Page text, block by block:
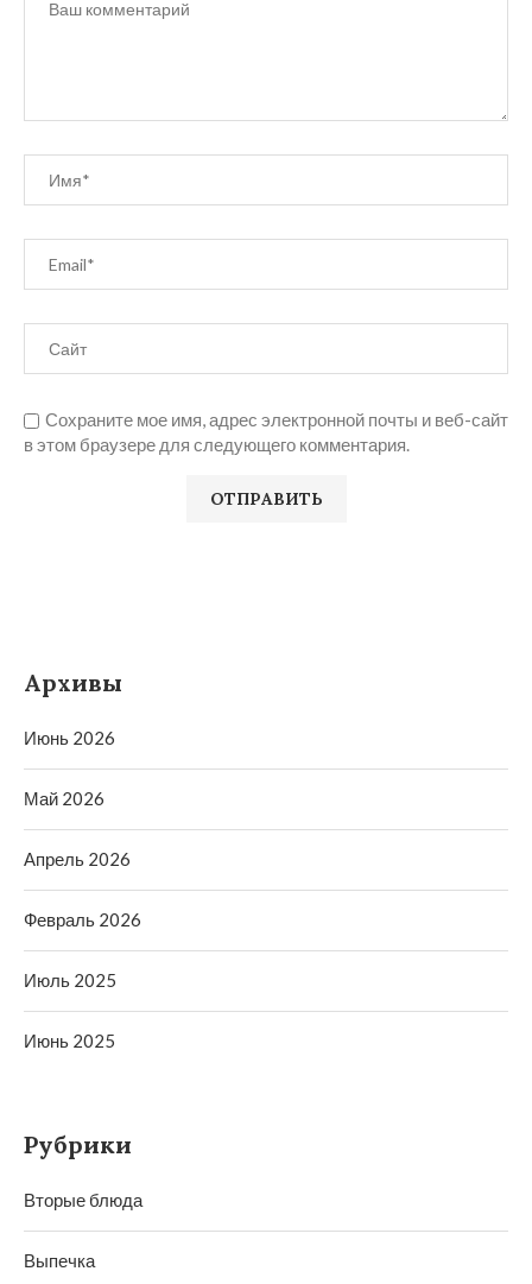
Сохраните мое имя, адрес электронной почты и веб-сайт
в этом браузере для следующего комментария.
Архивы
Июнь 2026
Май 2026
Апрель 2026
Февраль 2026
Июль 2025
Июнь 2025
Рубрики
Вторые блюда
Выпечка